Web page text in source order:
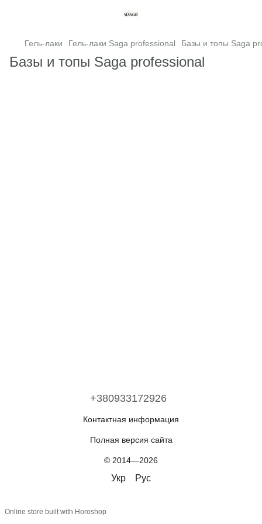
Гель-лаки Гель-лаки Saga professional Базы и топы Saga
Базы и топы Saga professional
+380933172926
Контактная информация
Полная версия сайта
© 2014—2026
Укр Рус
Online store built with Horoshop